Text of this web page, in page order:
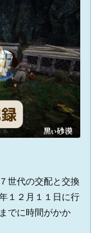
世代の交配と交換
１２月１１日に行
でに時間がかか